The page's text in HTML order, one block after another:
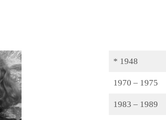
* 1948
1970 – 1975
1983 – 1989